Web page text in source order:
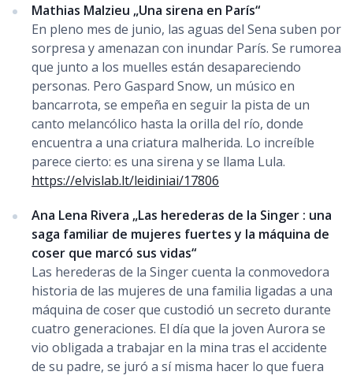
Mathias Malzieu „Una sirena en París“
En pleno mes de junio, las aguas del Sena suben por
sorpresa y amenazan con inundar París. Se rumorea
que junto a los muelles están desapareciendo
personas. Pero Gaspard Snow, un músico en
bancarrota, se empeña en seguir la pista de un
canto melancólico hasta la orilla del río, donde
encuentra a una criatura malherida. Lo increíble
parece cierto: es una sirena y se llama Lula.
https://elvislab.lt/leidiniai/17806
Ana Lena Rivera „Las herederas de la Singer : una
saga familiar de mujeres fuertes y la máquina de
coser que marcó sus vidas“
Las herederas de la Singer cuenta la conmovedora
historia de las mujeres de una familia ligadas a una
máquina de coser que custodió un secreto durante
cuatro generaciones. El día que la joven Aurora se
vio obligada a trabajar en la mina tras el accidente
de su padre, se juró a sí misma hacer lo que fuera